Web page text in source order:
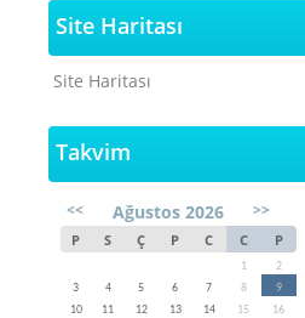
Site Haritası
Site Haritası
Takvim
<< Ağustos 2026 >>
P S Ç P C C P
1
2
3
4 5 6 7 8
9
10
11 12 13 14 15
16